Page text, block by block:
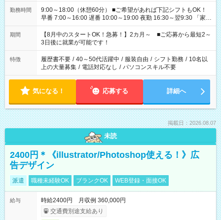
勤務時間
9:00～18:00（休憩60分） ■ご希望があれば下記シフトもOK！
早番 7:00～16:00 遅番 10:00～19:00 夜勤 16:30～翌9:30 「家族
と休みを合わせたい」 「余裕を持って夕飯の準備がしたい」
「できれば残業はしたくない」 など、ご希望を教えてください
ね。 ※Wワーク希望の方へ 今ご覧のお仕事で希望する勤務時間
と、もう1つのお仕事の勤務時間。 合計で週40時間を超える場
合は応募できません。
期間
【8月中のスタートOK！急募！】2カ月～ ■ご応募から最短2～
3日後に就業が可能です！
特徴 履歴書不要 / 40～50代活躍中 / 服装自由 / シフト勤務 / 10名以
上の大量募集 / 電話対応なし / パソコンスキル不要
気になる！ 応募する 詳細へ
掲載日：2026.08.07
未読
2400円＊《illustrator/Photoshop使える！》広
告デザイン
派遣 職種未経験OK ブランクOK WEB登録・面接OK
給与
時給2400円 月収例 360,000円
交通費別途支給あり